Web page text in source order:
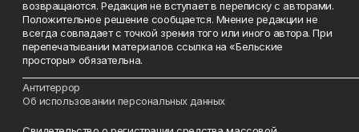
возвращаются. Редакция не вступает в переписку с авторами.
Положительное решение сообщается. Мнение редакции не
всегда совпадает с точкой зрения того или иного автора. При
перепечатывании материалов ссылка на «Бельские
просторы» обязательна.
Антитеррор
Об использовании персональных данных